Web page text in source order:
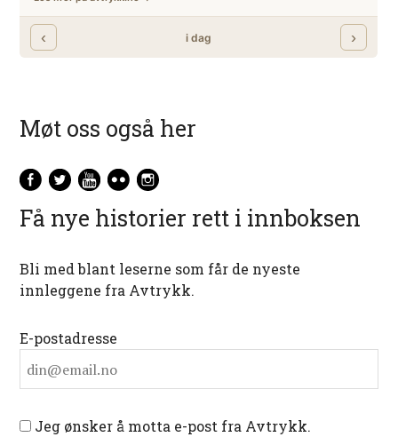
Møt oss også her
Få nye historier rett i innboksen
Bli med blant leserne som får de nyeste
innleggene fra Avtrykk.
E-postadresse
Jeg ønsker å motta e-post fra Avtrykk.